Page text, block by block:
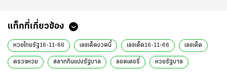
แท็กที่เกี่ยวข้อง
หวยไทยรัฐ16-11-66 เลขเด็ดงวดนี้ เลขเด็ด16-11-66 เลขเด็ด
ตรวจหวย สลากกินแบ่งรัฐบาล ลอตเตอรี่ หวยรัฐบาล